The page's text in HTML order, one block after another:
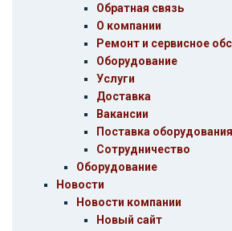
Обратная связь
О компании
Ремонт и сервисное
Оборудование
Услуги
Доставка
Вакансии
Поставка оборудования
Сотрудничество
Оборудование
Новости
Новости компании
Новый сайт